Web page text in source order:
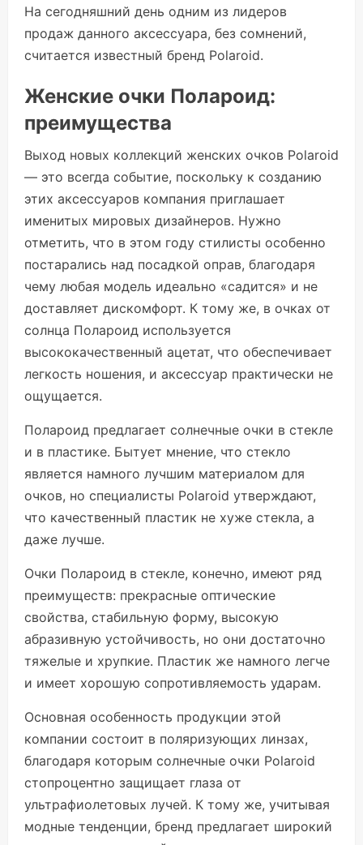
На сегодняшний день одним из лидеров
продаж данного аксессуара, без сомнений,
считается известный бренд Polaroid.
Женские очки Полароид:
преимущества
Выход новых коллекций женских очков Polaroid
— это всегда событие, поскольку к созданию
этих аксессуаров компания приглашает
именитых мировых дизайнеров. Нужно
отметить, что в этом году стилисты особенно
постарались над посадкой оправ, благодаря
чему любая модель идеально «садится» и не
доставляет дискомфорт. К тому же, в очках от
солнца Полароид используется
высококачественный ацетат, что обеспечивает
легкость ношения, и аксессуар практически не
ощущается.
Полароид предлагает солнечные очки в стекле
и в пластике. Бытует мнение, что стекло
является намного лучшим материалом для
очков, но специалисты Polaroid утверждают,
что качественный пластик не хуже стекла, а
даже лучше.
Очки Полароид в стекле, конечно, имеют ряд
преимуществ: прекрасные оптические
свойства, стабильную форму, высокую
абразивную устойчивость, но они достаточно
тяжелые и хрупкие. Пластик же намного легче
и имеет хорошую сопротивляемость ударам.
Основная особенность продукции этой
компании состоит в поляризующих линзах,
благодаря которым солнечные очки Polaroid
стопроцентно защищает глаза от
ультрафиолетовых лучей. К тому же, учитывая
модные тенденции, бренд предлагает широкий